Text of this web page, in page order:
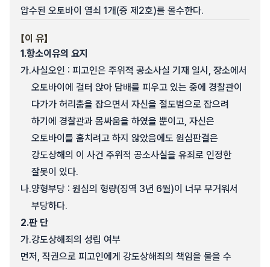
압수된 오토바이 열쇠 1개(증 제2호)를 몰수한다.
【이 유】
1.항소이유의 요지
가.사실오인 : 피고인은 주위적 공소사실 기재 일시, 장소에서
오토바이에 걸터 앉아 담배를 피우고 있는 중에 경찰관이
다가가 허리춤을 잡으면서 자신을 절도범으로 잡으려
하기에 경찰관과 몸싸움을 하였을 뿐이고, 자신은
오토바이를 훔치려고 하지 않았음에도 원심판결은
강도상해의 이 사건 주위적 공소사실을 유죄로 인정한
잘못이 있다.
나.양형부당 : 원심의 형량(징역 3년 6월)이 너무 무거워서
부당하다.
2.판 단
가.강도상해죄의 성립 여부
먼저, 직권으로 피고인에게 강도상해죄의 책임을 물을 수